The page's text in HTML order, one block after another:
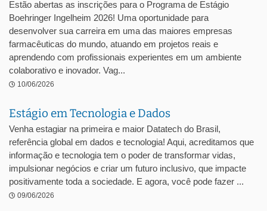
Estão abertas as inscrições para o Programa de Estágio
Boehringer Ingelheim 2026! Uma oportunidade para
desenvolver sua carreira em uma das maiores empresas
farmacêuticas do mundo, atuando em projetos reais e
aprendendo com profissionais experientes em um ambiente
colaborativo e inovador. Vag...
10/06/2026
Estágio em Tecnologia e Dados
Venha estagiar na primeira e maior Datatech do Brasil,
referência global em dados e tecnologia! Aqui, acreditamos que
informação e tecnologia tem o poder de transformar vidas,
impulsionar negócios e criar um futuro inclusivo, que impacte
positivamente toda a sociedade. E agora, você pode fazer ...
09/06/2026